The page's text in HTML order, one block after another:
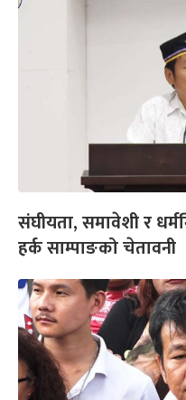
संघीयता, समावेशी र
हर्क साम्पाङको चेतावनी